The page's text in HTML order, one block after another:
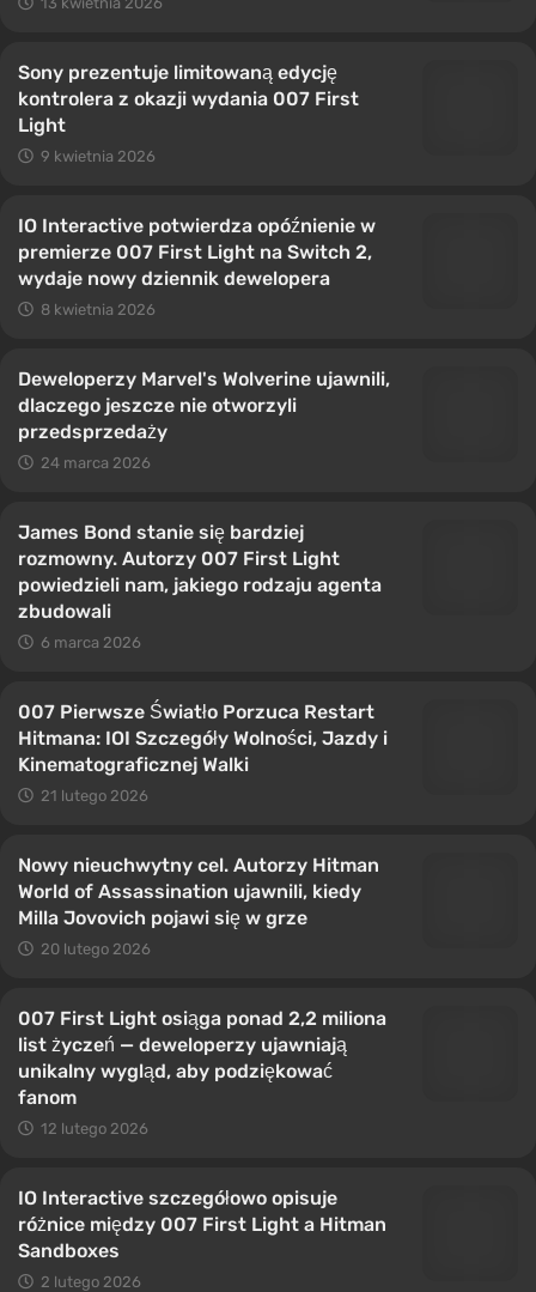
Sony prezentuje limitowaną edycję
kontrolera z okazji wydania 007 First
Light
9 kwietnia 2026
IO Interactive potwierdza opóźnienie w
premierze 007 First Light na Switch 2,
wydaje nowy dziennik dewelopera
8 kwietnia 2026
Deweloperzy Marvel's Wolverine ujawnili,
dlaczego jeszcze nie otworzyli
przedsprzedaży
24 marca 2026
James Bond stanie się bardziej
rozmowny. Autorzy 007 First Light
powiedzieli nam, jakiego rodzaju agenta
zbudowali
6 marca 2026
007 Pierwsze Światło Porzuca Restart
Hitmana: IOI Szczegóły Wolności, Jazdy i
Kinematograficznej Walki
21 lutego 2026
Nowy nieuchwytny cel. Autorzy Hitman
World of Assassination ujawnili, kiedy
Milla Jovovich pojawi się w grze
20 lutego 2026
007 First Light osiąga ponad 2,2 miliona
list życzeń — deweloperzy ujawniają
unikalny wygląd, aby podziękować
fanom
12 lutego 2026
IO Interactive szczegółowo opisuje
różnice między 007 First Light a Hitman
Sandboxes
2 lutego 2026